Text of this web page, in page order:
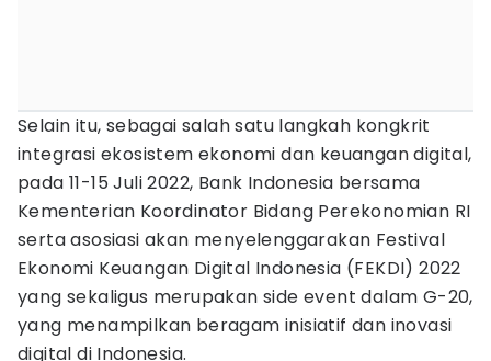
Selain itu, sebagai salah satu langkah kongkrit
integrasi ekosistem ekonomi dan keuangan digital,
pada 11-15 Juli 2022, Bank Indonesia bersama
Kementerian Koordinator Bidang Perekonomian RI
serta asosiasi akan menyelenggarakan Festival
Ekonomi Keuangan Digital Indonesia (FEKDI) 2022
yang sekaligus merupakan side event dalam G-20,
yang menampilkan beragam inisiatif dan inovasi
digital di Indonesia.